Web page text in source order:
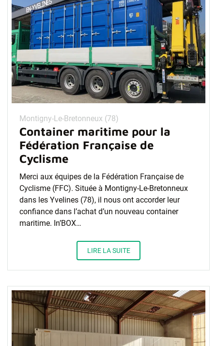
Montigny-Le-Bretonneux (78)
Container maritime pour la
Fédération Française de
Cyclisme
Merci aux équipes de la Fédération Française de
Cyclisme (FFC). Située à Montigny-Le-Bretonneux
dans les Yvelines (78), il nous ont accorder leur
confiance dans l’achat d’un nouveau container
maritime. In’BOX…
LIRE LA SUITE